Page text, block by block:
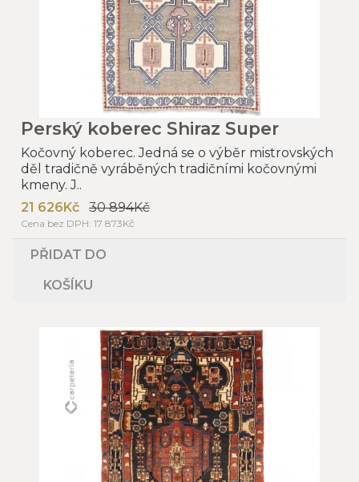
Perský koberec Shiraz Super
Kočovný koberec. Jedná se o výběr mistrovských
děl tradičně vyráběných tradičními kočovnými
kmeny. J..
21 626Kč
30 894Kč
Cena bez DPH: 17 873Kč
PŘIDAT DO
KOŠÍKU